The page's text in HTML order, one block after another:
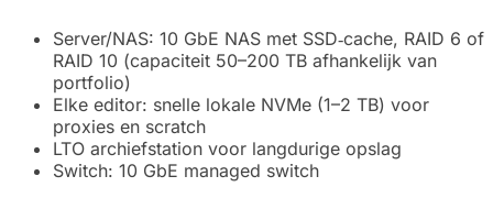
Server/NAS: 10 GbE NAS met SSD‑cache, RAID 6 of
RAID 10 (capaciteit 50–200 TB afhankelijk van
portfolio)
Elke editor: snelle lokale NVMe (1–2 TB) voor
proxies en scratch
LTO archiefstation voor langdurige opslag
Switch: 10 GbE managed switch